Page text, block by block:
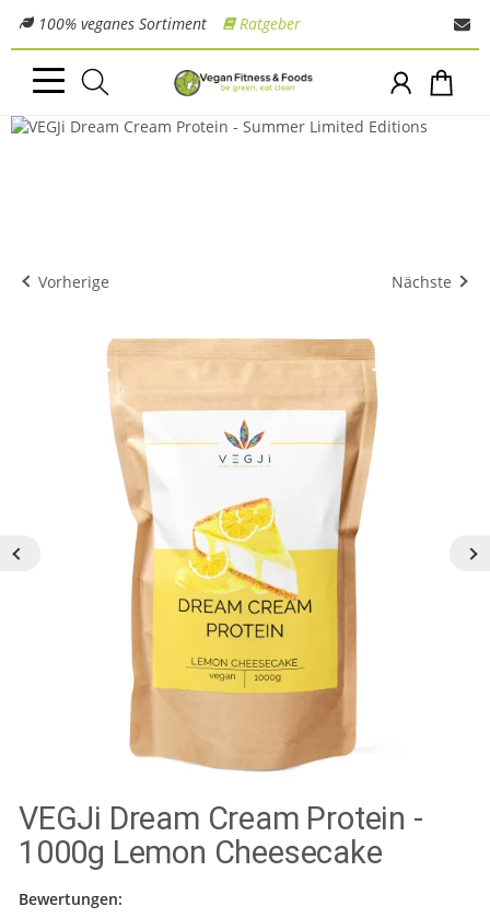
100% veganes Sortiment Ratgeber
Vorherige Nächste
VEGJi Dream Cream Protein -
1000g Lemon Cheesecake
Bewertungen: